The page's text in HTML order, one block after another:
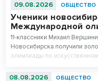
09.08.2026 ОБЩЕСТВО
Ученики
Международной
11-классники Михаил
Новосибирска получили
олимпиады по
абсолютными чемпионами
08.08.2026 ОБЩЕСТВО